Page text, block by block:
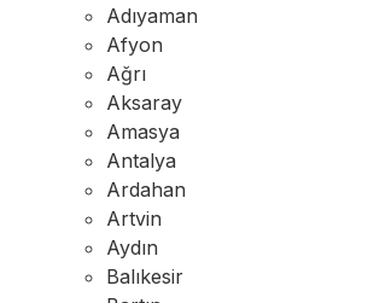
Adıyaman
Afyon
Ağrı
Aksaray
Amasya
Antalya
Ardahan
Artvin
Aydın
Balıkesir